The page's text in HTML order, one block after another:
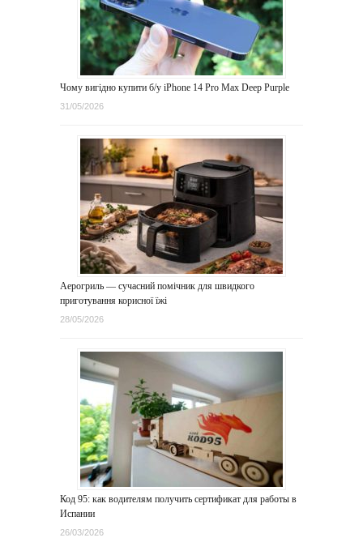
Чому вигідно купити б/у iPhone 14 Pro Max Deep Purple
31/05/2026
Аерогриль — сучасний помічник для швидкого
приготування корисної їжі
28/05/2026
Код 95: как водителям получить сертификат для работы в
Испании
26/03/2026